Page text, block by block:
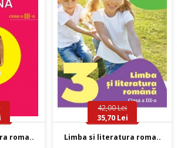
roma..
42,00 Lei
35,70 Lei
Limba si literatura roma..